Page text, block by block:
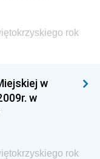
Budownictwa
rok
w
w
rok